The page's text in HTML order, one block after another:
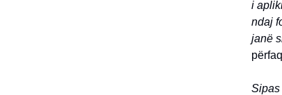
i
ndaj
janë
Sipas